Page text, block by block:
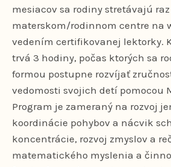
mesiacov sa rodiny stretávajú
materskom/rodinnom centre na
vedením certifikovanej lektorky.
trvá 3 hodiny, počas ktorých sa
formou postupne rozvíjať
vedomosti svojich detí pomocou
Program je zameraný na rozvoj
koordinácie pohybov a nácvik
koncentrácie, rozvoj zmyslov a
matematického myslenia a